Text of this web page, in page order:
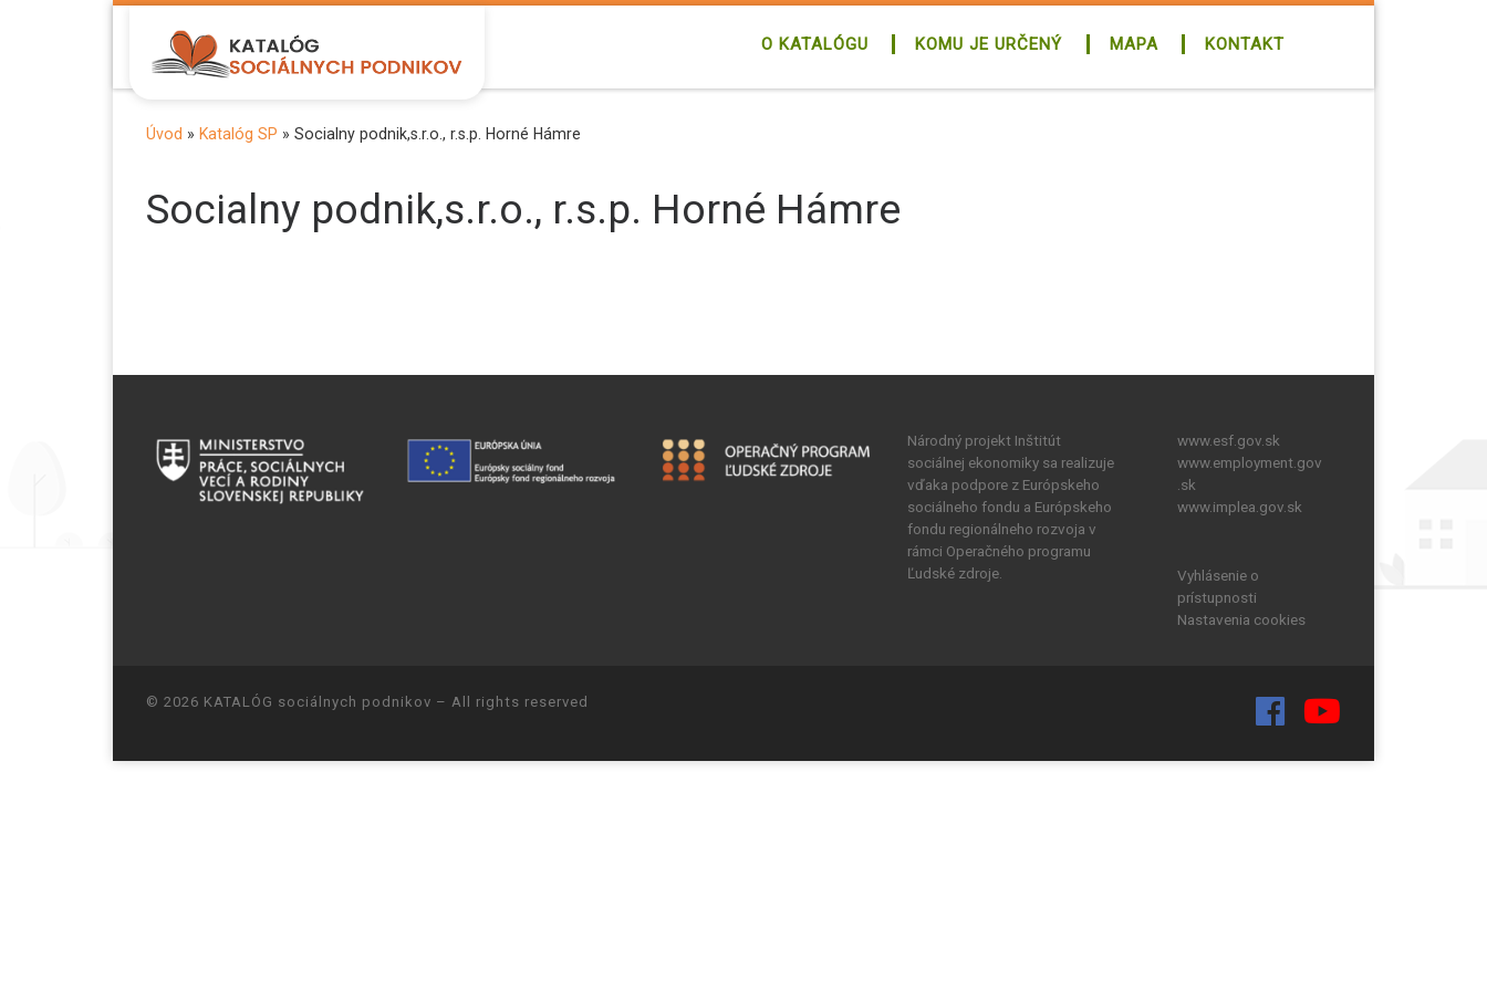
Zobraziť celý obsah
O KATALÓGU KOMU JE URČENÝ MAPA KONTAKT
Úvod » Katalóg SP » Socialny podnik,s.r.o., r.s.p. Horné Hámre
Socialny podnik,s.r.o., r.s.p. Horné Hámre
Národný projekt Inštitút
sociálnej ekonomiky sa realizuje
vďaka podpore z Európskeho
sociálneho fondu a Európskeho
fondu regionálneho rozvoja v
rámci Operačného programu
Ľudské zdroje.
www.esf.gov.sk
www.employment.gov
.sk
www.implea.gov.sk
Vyhlásenie o
prístupnosti
Nastavenia cookies
© 2026 KATALÓG sociálnych podnikov – All rights reserved